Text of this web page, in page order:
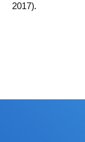
2017).